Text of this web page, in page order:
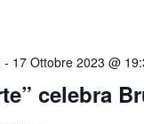
celebra
- 17 Ottobre 2023 @